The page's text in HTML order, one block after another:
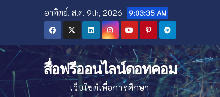
อาทิตย์. ส.ค. 9th, 2026 9:03:36 AM
สื่อฟรีออนไลน์ดอทคอม
เว็บไซต์เพื่อการศึกษา